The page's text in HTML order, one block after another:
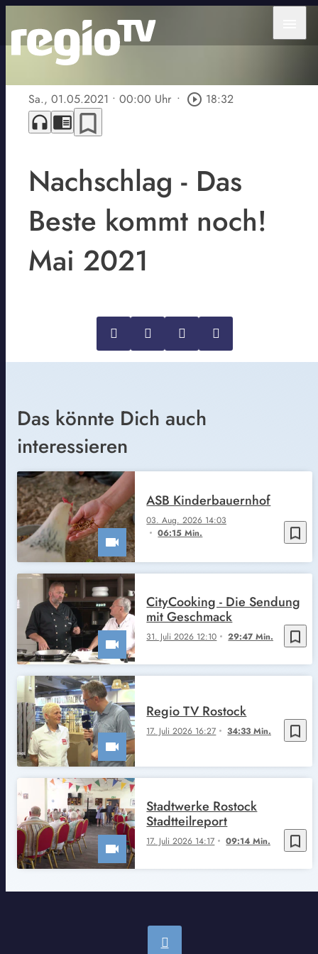
Sa., 01.05.2021 • 00:00 Uhr • play_circle_outline 18:32
headphones chrome_reader_mode bookmark_border
Nachschlag - Das
Beste kommt noch!
Mai 2021
Das könnte Dich auch
interessieren
bookmark_border
03. Aug. 2026 14:03
06:15 Min.
ASB Kinderbauernhof
bookmark_border
31. Juli 2026 12:10 29:47 Min.
CityCooking - Die Sendung
mit Geschmack
bookmark_border
17. Juli 2026 16:27 34:33 Min.
Regio TV Rostock
bookmark_border
17. Juli 2026 14:17 09:14 Min.
Stadtwerke Rostock
Stadtteilreport